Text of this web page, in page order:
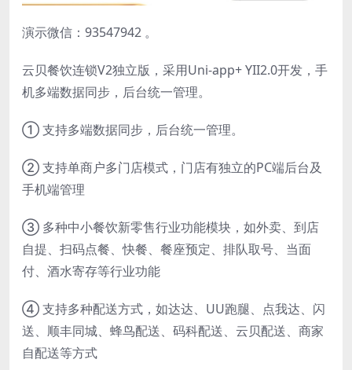
演示微信：93547942 。
云贝餐饮连锁V2独立版，采用Uni-app+ YII2.0开发，手
机多端数据同步，后台统一管理。
① 支持多端数据同步，后台统一管理。
② 支持单商户多门店模式，门店有独立的PC端后台及
手机端管理
③ 多种中小餐饮新零售行业功能模块，如外卖、到店
自提、扫码点餐、快餐、餐座预定、排队取号、当面
付、酒水寄存等行业功能
④ 支持多种配送方式，如达达、UU跑腿、点我达、闪
送、顺丰同城、蜂鸟配送、码科配送、云贝配送、商家
自配送等方式